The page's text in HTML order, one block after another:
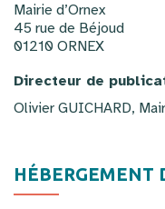
Mairie d’Ornex
45 rue de Béjoud
01210 ORNEX
Directeur de
Olivier GUICHARD,
HÉBERGEMENT